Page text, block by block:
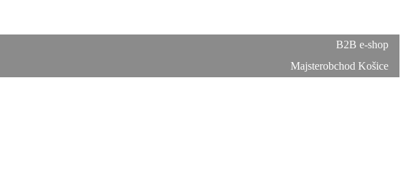
B2B e-shop
Majsterobchod Košice